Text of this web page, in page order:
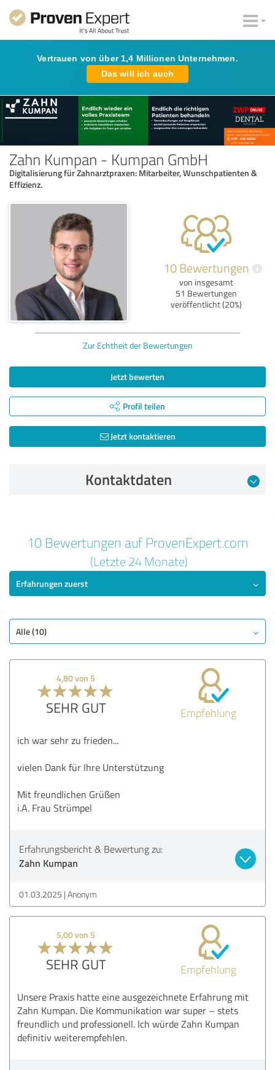
Vertrauen von über 1,4 Millionen Unternehmen.
Das will ich auch
Zahn Kumpan - Kumpan GmbH
Digitalisierung für Zahnarztpraxen: Mitarbeiter, Wunschpatienten &
Effizienz.
10 Bewertungen i
von insgesamt
51 Bewertungen
veröffentlicht (20%)
Zur Echtheit der Bewertungen
Jetzt bewerten
Profil teilen
Jetzt kontaktieren
Kontaktdaten
SEHR GUT
Nutzen
Leistungen
Ausführung
Beratung
Bewertung anzeigen
10 Bewertungen auf ProvenExpert.com
(Letzte 24 Monate)
Erfahrungen zuerst
Alle (10)
4,80 von 5
SEHR GUT Empfehlung
ich war sehr zu frieden...
vielen Dank für Ihre Unterstützung
Mit freundlichen Grüßen
i.A. Frau Strümpel
Erfahrungsbericht & Bewertung zu:
Zahn Kumpan
01.03.2025 Anonym
5,00 von 5
SEHR GUT Empfehlung
Unsere Praxis hatte eine ausgezeichnete Erfahrung mit
Zahn Kumpan. Die Kommunikation war super – stets
freundlich und professionell. Ich würde Zahn Kumpan
definitiv weiterempfehlen.